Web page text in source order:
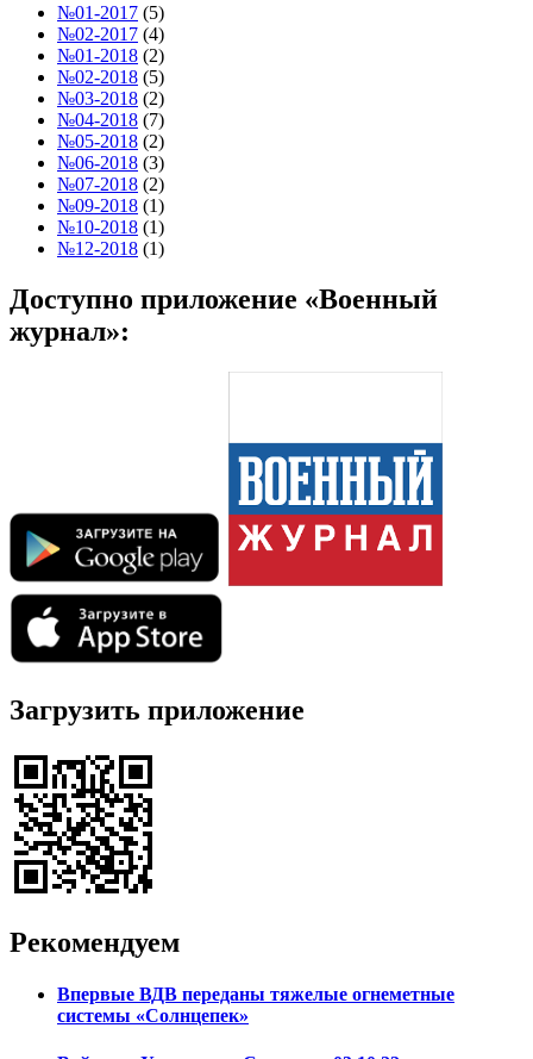
№01-2017 (5)
№02-2017 (4)
№01-2018 (2)
№02-2018 (5)
№03-2018 (2)
№04-2018 (7)
№05-2018 (2)
№06-2018 (3)
№07-2018 (2)
№09-2018 (1)
№10-2018 (1)
№12-2018 (1)
Доступно приложение «Военный
журнал»:
Загрузить приложение
Рекомендуем
Впервые ВДВ переданы тяжелые огнеметные
системы «Солнцепек»